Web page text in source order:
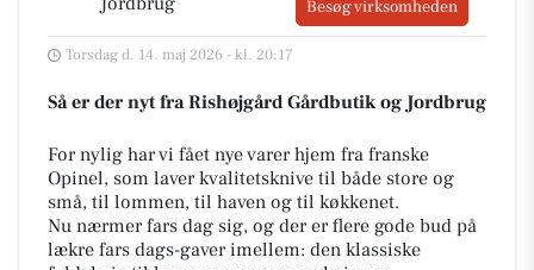
Besøg virksomheden
Torsdag d. 14. maj 2026 - kl. 20:17
Så er der nyt fra Rishøjgård Gårdbutik og Jordbrug
For nylig har vi fået nye varer hjem fra franske
Opinel, som laver kvalitetsknive til både store og
små, til lommen, til haven og til køkkenet.
Nu nærmer fars dag sig, og der er flere gode bud på
lækre fars dags-gaver imellem: den klassiske